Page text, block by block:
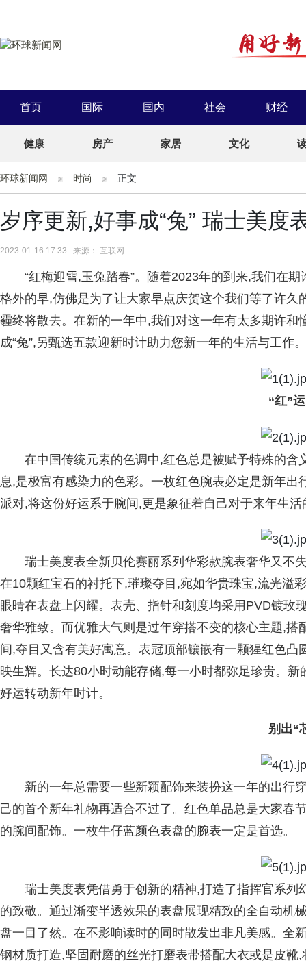
首页 国际 国内 社会 财经
健康 房产 家居 文化
环球新闻网 时尚 正文
岁序更新,好事成“兔” 瑞士美度
2023-01-16 17:33 来源： 互联网
“红梅迎雪,玉兔踏春”。随着2023年的到来,我们在
格外的早,仿佛是为了让大家早点庆贺这个我们等了许
霾终将散去。在新的一年中,我们对这一年有太多期许
成“兔”,另甄选五款迎新时计助力您新一年的生活与工作。
“红”
在中国传统元素的色调中,红色总是被赋予特殊的
息,是极富有感染力的色彩。一枚红色腕表必定是新年
派对,将这份好运系于腕间,更是象征着自己对于来年生
瑞士美度表全新贝伦赛丽系列华彩款腕表奢华又不
在10颗红宝石的衬托下,璀璨夺目,宛如华贵珠宝,流光溢
眼睛在表盘上闪耀。表壳、指针和刻度均采用PVD镀玫
奢华雅致。而优雅大气则是过年穿搭不变的核心主题,
间,夺目又含有美好寓意。表冠顶部镶嵌有一颗猩红色
映生辉。长达80小时动能存储,每一小时都弥足珍贵。
好运转动新年时计。
别出“
新的一年总需要一些新颖配饰来装扮这一年的出行
己的首个新年礼物再适合不过了。红色单品总是大家春
的腕间配饰。一枚牛仔蓝颜色表盘的腕表一定是首选。
瑞士美度表凭借勇于创新的精神,打造了指挥官系
的致敬。通过渐变半透效果的表盘展现精致的全自动机
盘一目了然。在不影响读时的同时散发出非凡美感。全
钢材质打造,坚固耐磨的丝光打磨表带搭配大衣或是皮